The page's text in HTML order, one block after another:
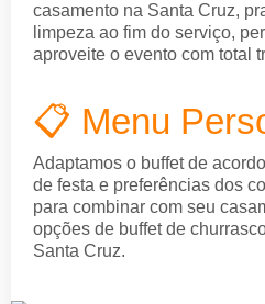
casamento na Santa Cruz,
limpeza ao fim do serviço,
aproveite o evento com total
📋 Menu
Adaptamos o buffet de
de festa e preferências dos
para combinar com seu
opções de buffet de
Santa Cruz.